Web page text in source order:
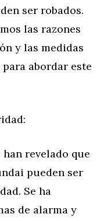
ser robados.
las razones
y las medidas
abordar este
revelado que
pueden ser
Se ha
de alarma y